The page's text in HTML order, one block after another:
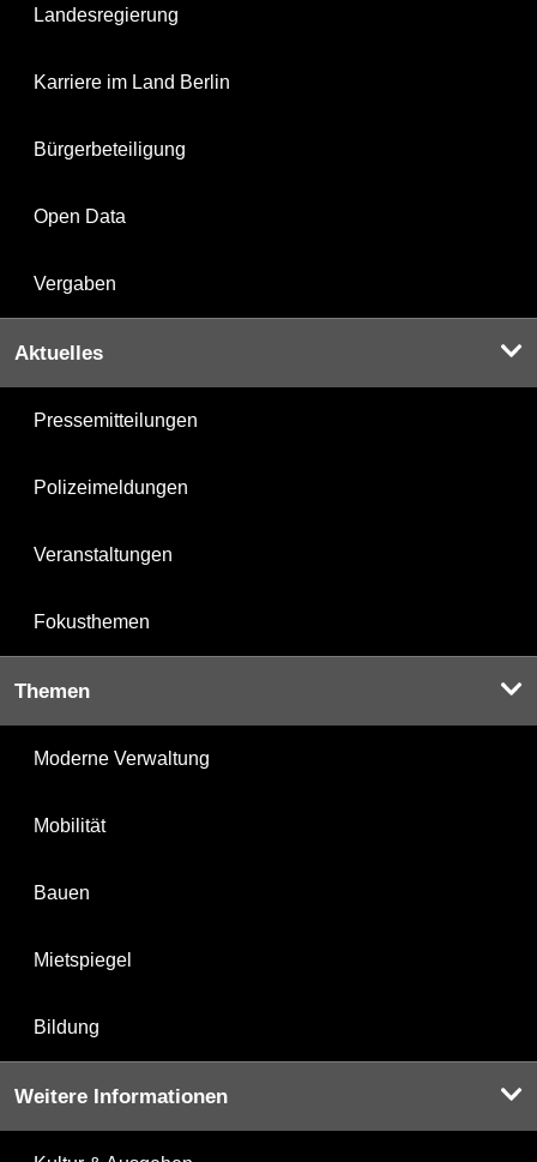
Landesregierung
Karriere im Land Berlin
Bürgerbeteiligung
Open Data
Vergaben
Aktuelles
Pressemitteilungen
Polizeimeldungen
Veranstaltungen
Fokusthemen
Themen
Moderne Verwaltung
Mobilität
Bauen
Mietspiegel
Bildung
Weitere Informationen